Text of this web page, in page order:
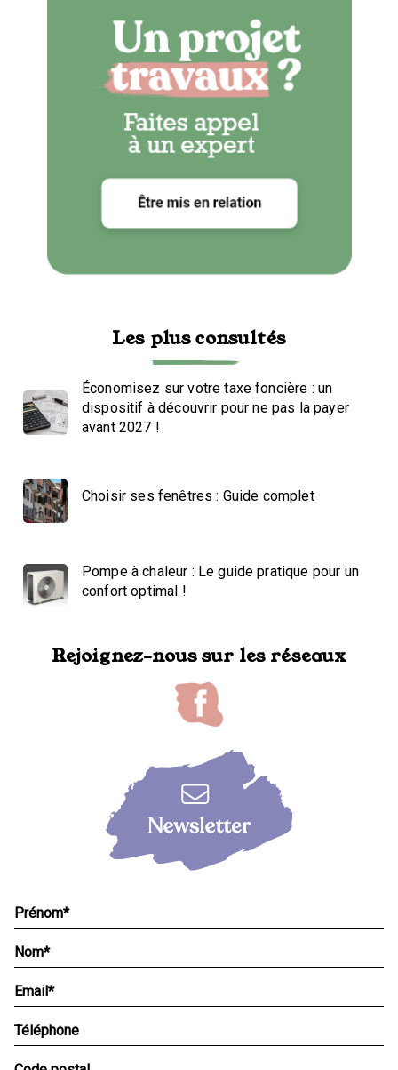
Les plus consultés
Économisez sur votre taxe foncière : un
dispositif à découvrir pour ne pas la payer
avant 2027 !
Choisir ses fenêtres : Guide complet
Pompe à chaleur : Le guide pratique pour un
confort optimal !
Rejoignez-nous sur les réseaux